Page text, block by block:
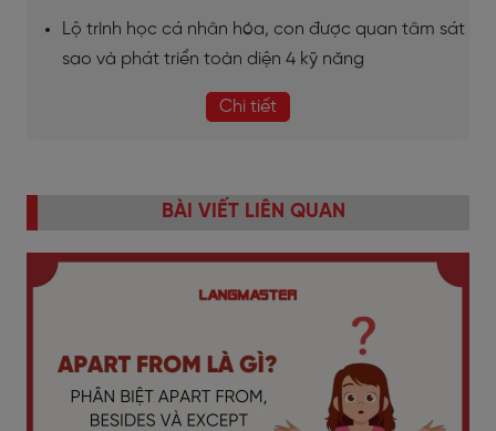
Lộ trình học cá nhân hóa, con được quan tâm sát
sao và phát triển toàn diện 4 kỹ năng
Chi tiết
BÀI VIẾT LIÊN QUAN